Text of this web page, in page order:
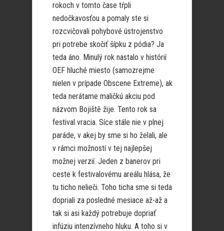
rokoch v tomto čase tŕpli
nedočkavosťou a pomaly ste si
rozcvičovali pohybové ústrojenstvo
pri potrebe skočiť šípku z pódia? Ja
teda áno. Minulý rok nastalo v histórií
OEF hluché miesto (samozrejme
nielen v prípade Obscene Extreme), ak
teda nerátame maličkú akciu pod
názvom Bojiště žije. Tento rok sa
festival vracia. Síce stále nie v plnej
paráde, v akej by sme si ho želali, ale
v rámci možností v tej najlepšej
možnej verzií. Jeden z banerov pri
ceste k festivalovému areálu hlása, že
tu ticho nelieči. Toho ticha sme si teda
dopriali za posledné mesiace až-až a
tak si asi každý potrebuje dopriať
infúziu intenzívneho hluku. A toho si v